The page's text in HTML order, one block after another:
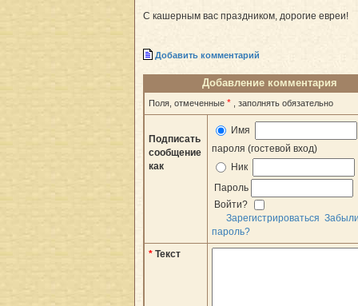
С кашерным вас праздником, дорогие евреи!
Добавить комментарий
Добавление комментария
Поля, отмеченные * , заполнять обязательно
Подписать
сообщение
как
Имя
пароля (гостевой вход)
Ник
Пароль
Войти?
Зарегистрироваться
пароль?
* Текст